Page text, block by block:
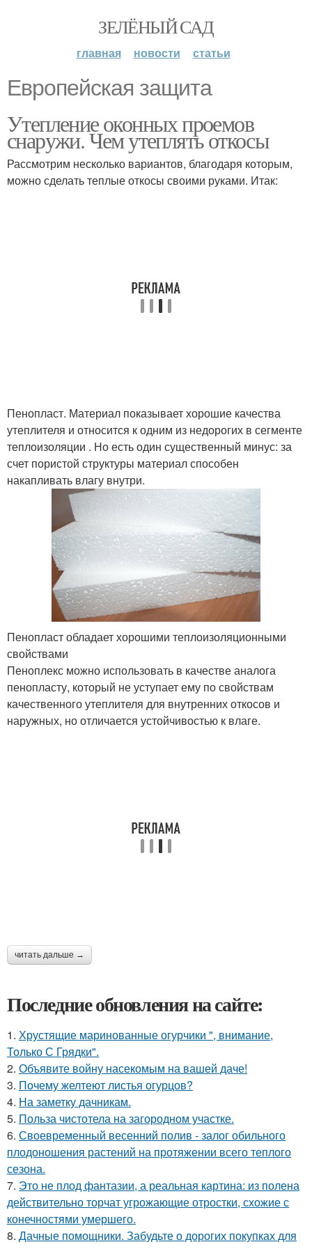
ЗЕЛЁНЫЙ САД
главная новости статьи
Европейская защита
Утепление оконных проемов
снаружи. Чем утеплять откосы
Рассмотрим несколько вариантов, благодаря которым,
можно сделать теплые откосы своими руками. Итак:
Пенопласт. Материал показывает хорошие качества
утеплителя и относится к одним из недорогих в сегменте
теплоизоляции . Но есть один существенный минус: за
счет пористой структуры материал способен
накапливать влагу внутри.
Пенопласт обладает хорошими теплоизоляционными
свойствами
Пеноплекс можно использовать в качестве аналога
пенопласту, который не уступает ему по свойствам
качественного утеплителя для внутренних откосов и
наружных, но отличается устойчивостью к влаге.
читать дальше →
Последние обновления на сайте:
1. Хрустящие маринованные огурчики ", внимание,
Только С Грядки".
2. Объявите войну насекомым на вашей даче!
3. Почему желтеют листья огурцов?
4. На заметку дачникам.
5. Польза чистотела на загородном участке.
6. Своевременный весенний полив - залог обильного
плодоношения растений на протяжении всего теплого
сезона.
7. Это не плод фантазии, а реальная картина: из полена
действительно торчат угрожающие отростки, схожие с
конечностями умершего.
8. Дачные помощники. Забудьте о дорогих покупках для